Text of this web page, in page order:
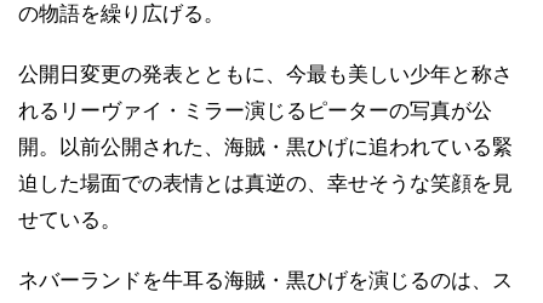
の物語を繰り広げる。
公開日変更の発表とともに、今最も美しい少年と称さ
れるリーヴァイ・ミラー演じるピーターの写真が公
開。以前公開された、海賊・黒ひげに追われている緊
迫した場面での表情とは真逆の、幸せそうな笑顔を見
せている。
ネバーランドを牛耳る海賊・黒ひげを演じるのは、ス